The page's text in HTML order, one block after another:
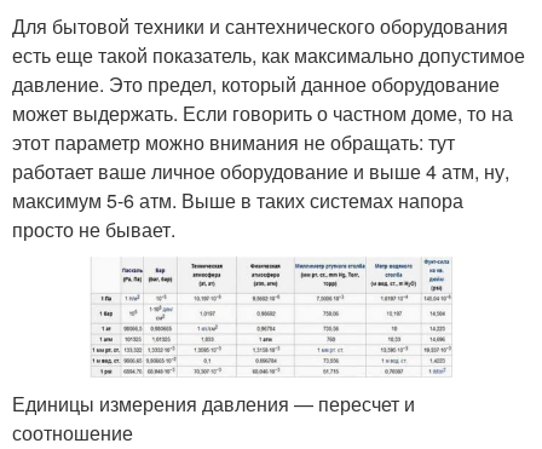
Для бытовой техники и сантехнического оборудования
есть еще такой показатель, как максимально допустимое
давление. Это предел, который данное оборудование
может выдержать. Если говорить о частном доме, то на
этот параметр можно внимания не обращать: тут
работает ваше личное оборудование и выше 4 атм, ну,
максимум 5-6 атм. Выше в таких системах напора
просто не бывает.
Единицы измерения давления — пересчет и
соотношение